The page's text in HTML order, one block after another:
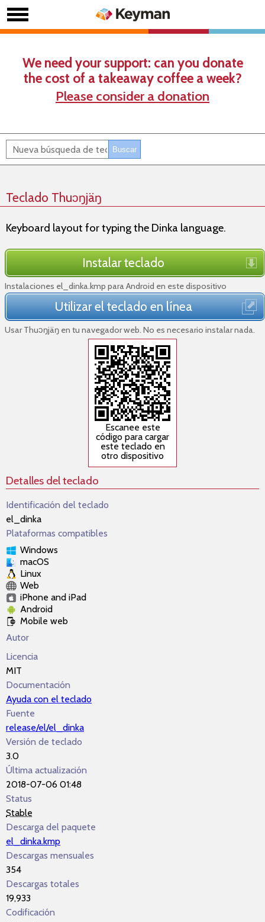
We need your support: can you donate
the cost of a takeaway coffee a week?
Please consider a donation
Teclado Thuɔŋjäŋ
Keyboard layout for typing the Dinka language.
Instalar teclado
Instalaciones el_dinka.kmp para Android en este dispositivo
Utilizar el teclado en línea
Usar Thuɔŋjäŋ en tu navegador web. No es necesario instalar nada.
Escanee este
código para cargar
este teclado en
otro dispositivo
Detalles del teclado
Identificación del teclado
el_dinka
Plataformas compatibles
Windows
macOS
Linux
Web
iPhone and iPad
Android
Mobile web
Autor
Licencia
MIT
Documentación
Ayuda con el teclado
Fuente
release/el/el_dinka
Versión de teclado
3.0
Última actualización
2018-07-06 01:48
Status
Stable
Descarga del paquete
el_dinka.kmp
Descargas mensuales
354
Descargas totales
19,933
Codificación